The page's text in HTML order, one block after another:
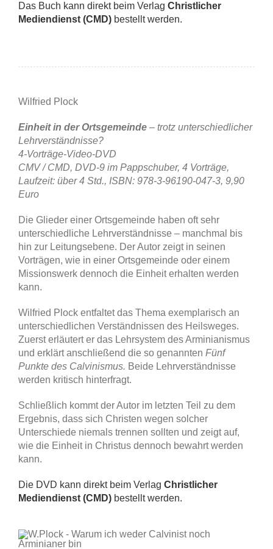
Das Buch kann direkt beim Verlag Christlicher
Mediendienst (CMD) bestellt werden.
Wilfried Plock
Einheit in der Ortsgemeinde – trotz unterschiedlicher
Lehrverständnisse?
4-Vorträge-Video-DVD
CMV / CMD, DVD-9 im Pappschuber, 4 Vorträge,
Laufzeit: über 4 Std., ISBN: 978-3-96190-047-3, 9,90
Euro
Die Glieder einer Ortsgemeinde haben oft sehr
unterschiedliche Lehrverständnisse – manchmal bis
hin zur Leitungsebene. Der Autor zeigt in seinen
Vorträgen, wie in einer Ortsgemeinde oder einem
Missionswerk dennoch die Einheit erhalten werden
kann.
Wilfried Plock entfaltet das Thema exemplarisch an
unterschiedlichen Verständnissen des Heilsweges.
Zuerst erläutert er das Lehrsystem des Arminianismus
und erklärt anschließend die so genannten Fünf
Punkte des Calvinismus. Beide Lehrverständnisse
werden kritisch hinterfragt.
Schließlich kommt der Autor im letzten Teil zu dem
Ergebnis, dass sich Christen wegen solcher
Unterschiede niemals trennen sollten und zeigt auf,
wie die Einheit in Christus dennoch bewahrt werden
kann.
Die DVD kann direkt beim Verlag Christlicher
Mediendienst (CMD) bestellt werden.